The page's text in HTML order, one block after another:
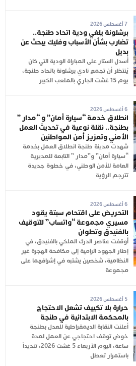
7 أغسطس 2026
برشلونة يلغي ودية اتحاد طنجة..
تضارب بشأن الأسباب وفليك يبحث عن
بديل
أُسدل الستار على المباراة الودية التي كان
يُنتظر أن تجمع نادي برشلونة باتحاد طنجة،
يوم 15 غشت الجاري بالملعب الكبير
6 أغسطس 2026
انطلاق خدمة “سيارة أمان” و “مدار ”
بطنجة.. نقلة نوعية في تحديث العمل
الأمني وتعزيز أمن المواطنين
شهدت مدينة طنجة انطلاق العمل بخدمة
“سيارة أمان” و”مدار ” التابعة للمديرية
العامة للأمن الوطني، في خطوة جديدة
تترجم الرؤية
6 أغسطس 2026
التحريض على اقتحام سبتة يقود
مسيري مجموعة “واتساب” للتوقيف
بالفنيدق وتطوان
أوقفت عناصر الدرك الملكي بالفنيدق، في
إطار الجهود الرامية إلى مكافحة الهجرة غير
النظامية، شخصين يشتبه في إشرافهما على
مجموعة
5 أغسطس 2026
حرارة بلا تكييف تشعل الاحتجاج
بالمحكمة الابتدائية في طنجة
أعلنت النقابة الديمقراطية للعدل بطنجة
خوض توقف احتجاجي عن العمل لمدة
ساعة، اليوم الأربعاء 5 غشت 2026، تنديداً
باستمرار تعطل